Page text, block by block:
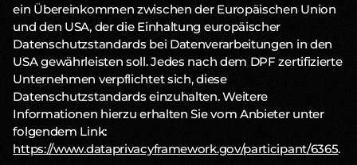
ein Übereinkommen zwischen der Europäischen Union
und den USA, der die Einhaltung europäischer
Datenschutzstandards bei Datenverarbeitungen in den
USA gewährleisten soll. Jedes nach dem DPF zertifizierte
Unternehmen verpflichtet sich, diese
Datenschutzstandards einzuhalten. Weitere
Informationen hierzu erhalten Sie vom Anbieter unter
folgendem Link:
https://www.dataprivacyframework.gov/participant/6365.